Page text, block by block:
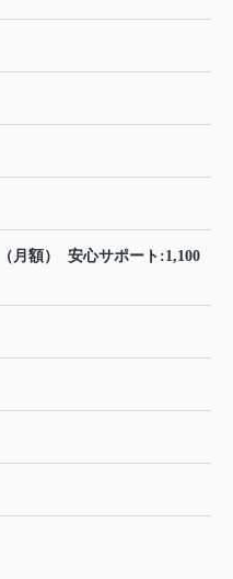
月額） 安心サポート:1,100